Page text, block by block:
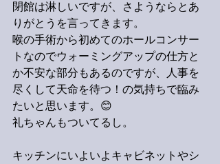
閉館は淋しいですが、さようならとあ
りがとうを言ってきます。
喉の手術から初めてのホールコンサー
トなのでウォーミングアップの仕方と
か不安な部分もあるのですが、人事を
尽くして天命を待つ！の気持ちで臨み
たいと思います。😊
礼ちゃんもついてるし。
キッチンにいよいよキャビネットやシ